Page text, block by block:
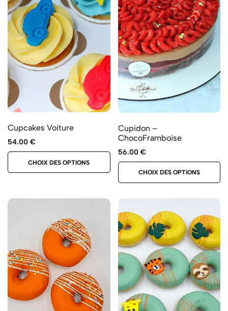
Cupcakes Voiture
54.00 €
CHOIX DES OPTIONS
Cupidon –
ChocoFramboise
56.00 €
CHOIX DES OPTIONS